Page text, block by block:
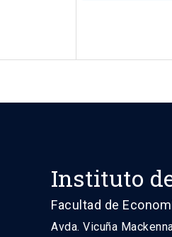
Instituto
Facultad de
Avda. Vicuña